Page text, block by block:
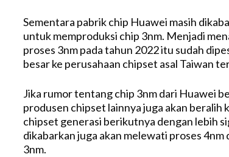
Sementara pabrik chip Huawei masih
untuk memproduksi chip 3nm. Menjadi
proses 3nm pada tahun 2022 itu sudah
besar ke perusahaan chipset asal Taiwan
Jika rumor tentang chip 3nm dari Huawei
produsen chipset lainnya juga akan beralih
chipset generasi berikutnya dengan lebih
dikabarkan juga akan melewati proses 4nm
3nm.